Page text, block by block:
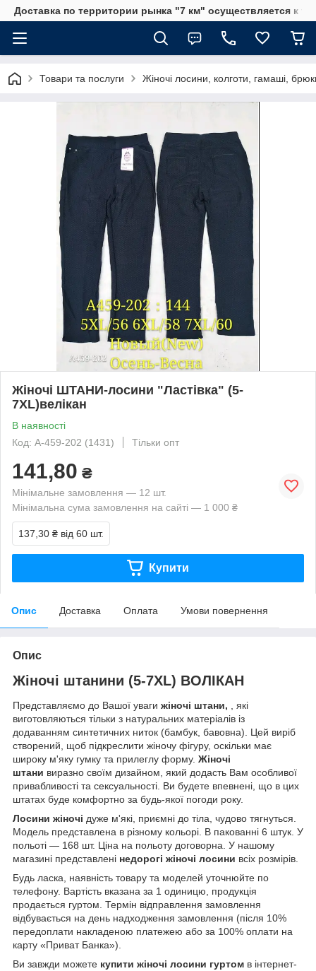
Доставка по территории рынка "7 км" осуществляется к
Товари та послуги Жіночі лосини, колготи, гамаші,
Жіночі ШТАНИ-лосини "Ластівка" (5-
7XL)велікан
В наявності
Код: А-459-202 (1431)
Тільки опт
141,80 ₴
Мінімальне замовлення — 12 шт.
Мінімальна сума замовлення на сайті — 1 000 ₴
137,30 ₴ від 60 шт.
Купити
Опис Доставка Оплата Умови повернення
Опис
Жіночі штанини (5-7XL) ВОЛІКАН
Представляємо до Вашої уваги жіночі штани, , які
виготовляються тільки з натуральних матеріалів із
додаванням синтетичних ниток (бамбук, бавовна). Цей виріб
створений, щоб підкреслити жіночу фігуру, оскільки має
широку м'яку гумку та прилеглу форму. Жіночі
штани виразно своїм дизайном, який додасть Вам особливої
привабливості та сексуальності. Ви будете впевнені, що в цих
штатах буде комфортно за будь-якої погоди року.
Лосини жіночі дуже м'які, приємні до тіла, чудово тягнуться.
Модель представлена в різному кольорі. В пакованні 6 штук. У
польоті — 168 шт. Ціна на польоту договорна. У нашому
магазині представлені недорогі жіночі лосини всіх розмірів.
Будь ласка, наявність товару та моделей уточнюйте по
телефону. Вартість вказана за 1 одиницю, продукція
продається гуртом. Термін відправлення замовлення
відбувається на день надходження замовлення (після 10%
передоплати накладеною платежею або за 100% оплати на
карту «Приват Банка»).
Ви завжди можете купити жіночі лосини гуртом в інтернет-